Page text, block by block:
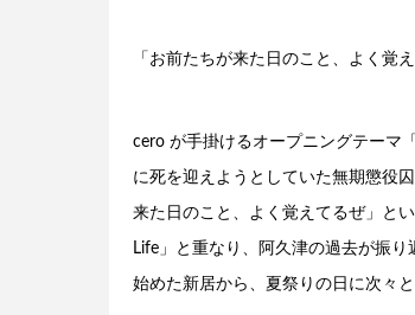
「お前たちが来た日のこと、よく覚え
cero が手掛けるオープニングテーマ
に死を迎えようとしていた無期懲役
来た日のこと、よく覚えてるぜ」と
Life」と重なり、阿久津の過去が振
始めた新居から、夏祭りの日に次々